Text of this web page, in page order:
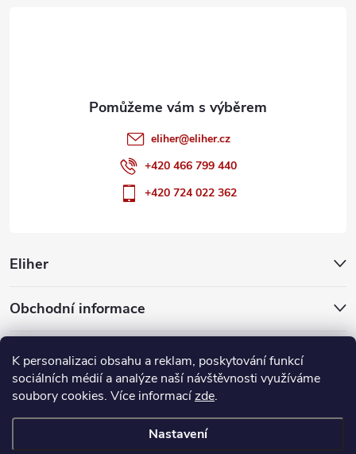
K personalizaci obsahu a reklam, poskytování funkcí
sociálních médií a analýze naší návštěvnosti využíváme
soubory cookies. Více informacízde.
Nastavení
Eliher
Obchodní informace
Partnerské weby
eliher@eliher.cz
+420 466 799 440
+420 724 022 362
cookies